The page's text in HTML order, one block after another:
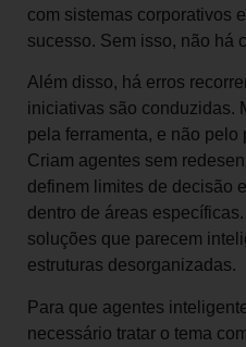
com sistemas corporativos
sucesso. Sem isso, não há
Além disso, há erros
iniciativas são conduzidas.
pela ferramenta, e não pelo
Criam agentes sem
definem limites de decisão
dentro de áreas
soluções que parecem
estruturas desorganizadas.
Para que agentes
necessário tratar o tema